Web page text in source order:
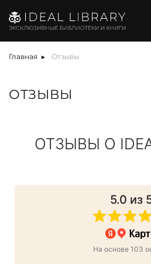
Главная Отзывы
ОТЗЫВЫ
ОТЗЫВЫ О
5.0 из
На основе 103